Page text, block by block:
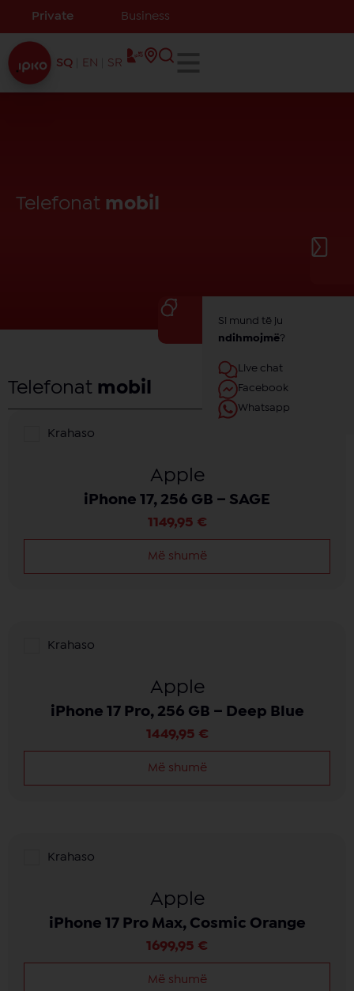
Private Business
SQ EN SR
Telefonat mobil
Telefonat mobil
Krahaso
Apple
iPhone 17, 256 GB – SAGE
1149,95 €
Më shumë
Krahaso
Apple
iPhone 17 Pro, 256 GB – Deep Blue
1449,95 €
Më shumë
Krahaso
Apple
iPhone 17 Pro Max, Cosmic Orange
1699,95 €
Më shumë
Si mund të ju
ndihmojmë?
Live chat
Facebook
Whatsapp